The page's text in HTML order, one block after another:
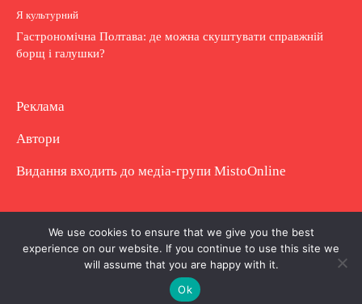
Я культурний
Гастрономічна Полтава: де можна скуштувати справжній
борщ і галушки?
Реклама
Автори
Видання входить до медіа-групи MistoOnline
Copyright © Повне використання матеріалу
заборонено. Частково можна з гіперпосиланням.
We use cookies to ensure that we give you the best
experience on our website. If you continue to use this site we
will assume that you are happy with it.
Ok